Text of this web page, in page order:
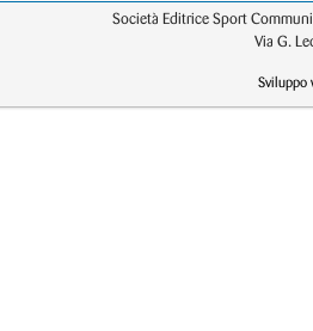
Società Editrice Sport
Via G.
Sviluppo